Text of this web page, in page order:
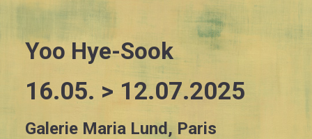
Yoo Hye-Sook
16.05. > 12.07.2025
Galerie Maria Lund, Paris